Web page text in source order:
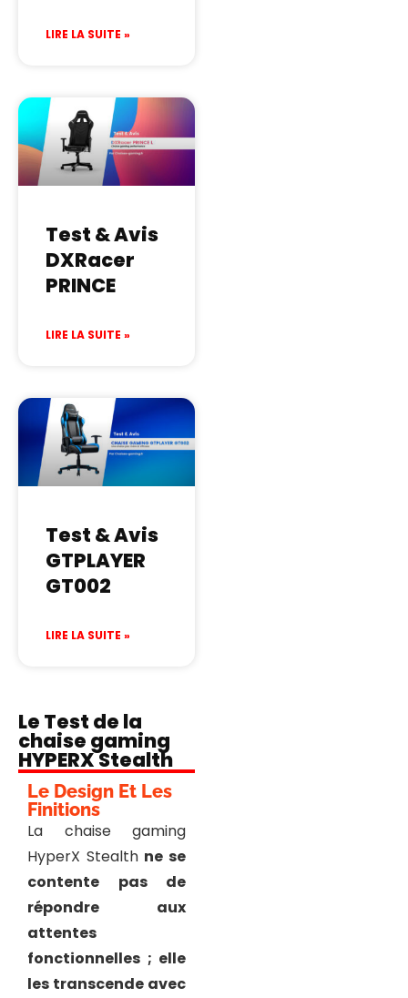
LIRE LA SUITE »
Test & Avis
DXRacer
PRINCE
LIRE LA SUITE »
Test & Avis
GTPLAYER
GT002
LIRE LA SUITE »
Le Test de la
chaise gaming
HYPERX Stealth
Le Design Et Les
Finitions
La chaise gaming
HyperX Stealth ne se
contente pas de
répondre aux
attentes
fonctionnelles ; elle
les transcende avec